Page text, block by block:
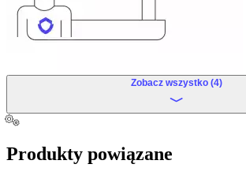
Zobacz wszystko (4)
Produkty powiązane